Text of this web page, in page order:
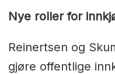
Nye roller for
Reinertsen og
gjøre offentlige